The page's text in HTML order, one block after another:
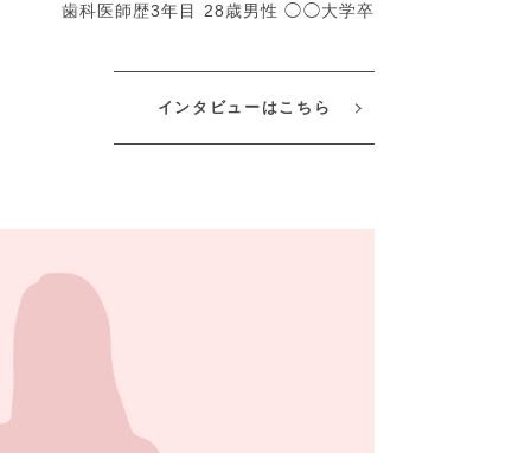
歯科医師歴3年目 28歳男性 ◯◯大学卒
インタビューはこちら